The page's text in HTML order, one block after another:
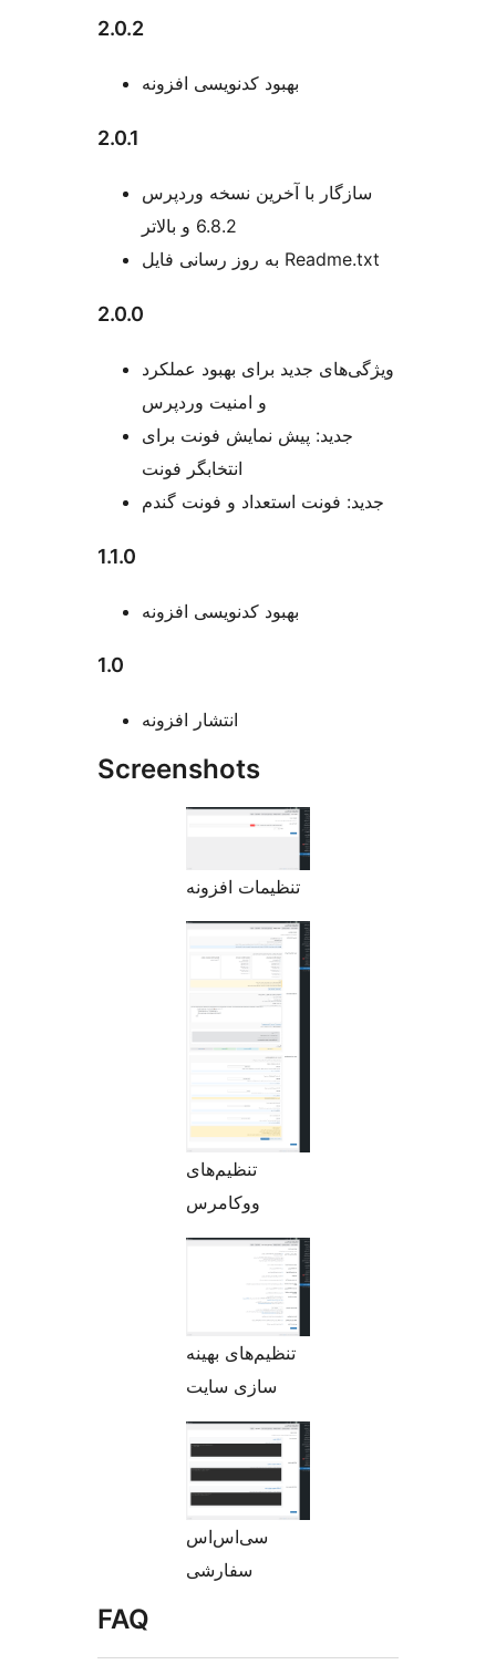
2.0.2
بهبود کدنویسی افزونه
2.0.1
سازگار با آخرین نسخه وردپرس
6.8.2 و بالاتر
به روز رسانی فایل Readme.txt
2.0.0
ویژگی‌های جدید برای بهبود عملکرد
و امنیت وردپرس
جدید: پیش نمایش فونت برای
انتخابگر فونت
جدید: فونت استعداد و فونت گندم
1.1.0
بهبود کدنویسی افزونه
1.0
انتشار افزونه
Screenshots
تنظیمات افزونه
تنظیم‌های
ووکامرس
تنظیم‌های بهینه
سازی سایت
سی‌اس‌اس
سفارشی
FAQ